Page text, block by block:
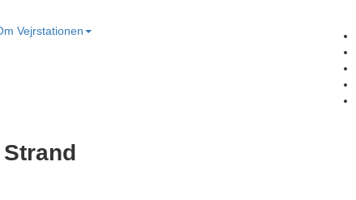
Vejrstationen